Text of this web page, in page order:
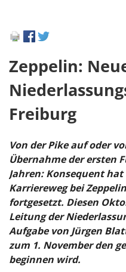
Zeppelin:
Freiburg
Von der Pike auf oder
Übernahme der ersten
Jahren: Konsequent
Karriereweg bei
fortgesetzt. Diesen
Leitung der
Aufgabe von Jürgen
zum 1. November den
beginnen wird.